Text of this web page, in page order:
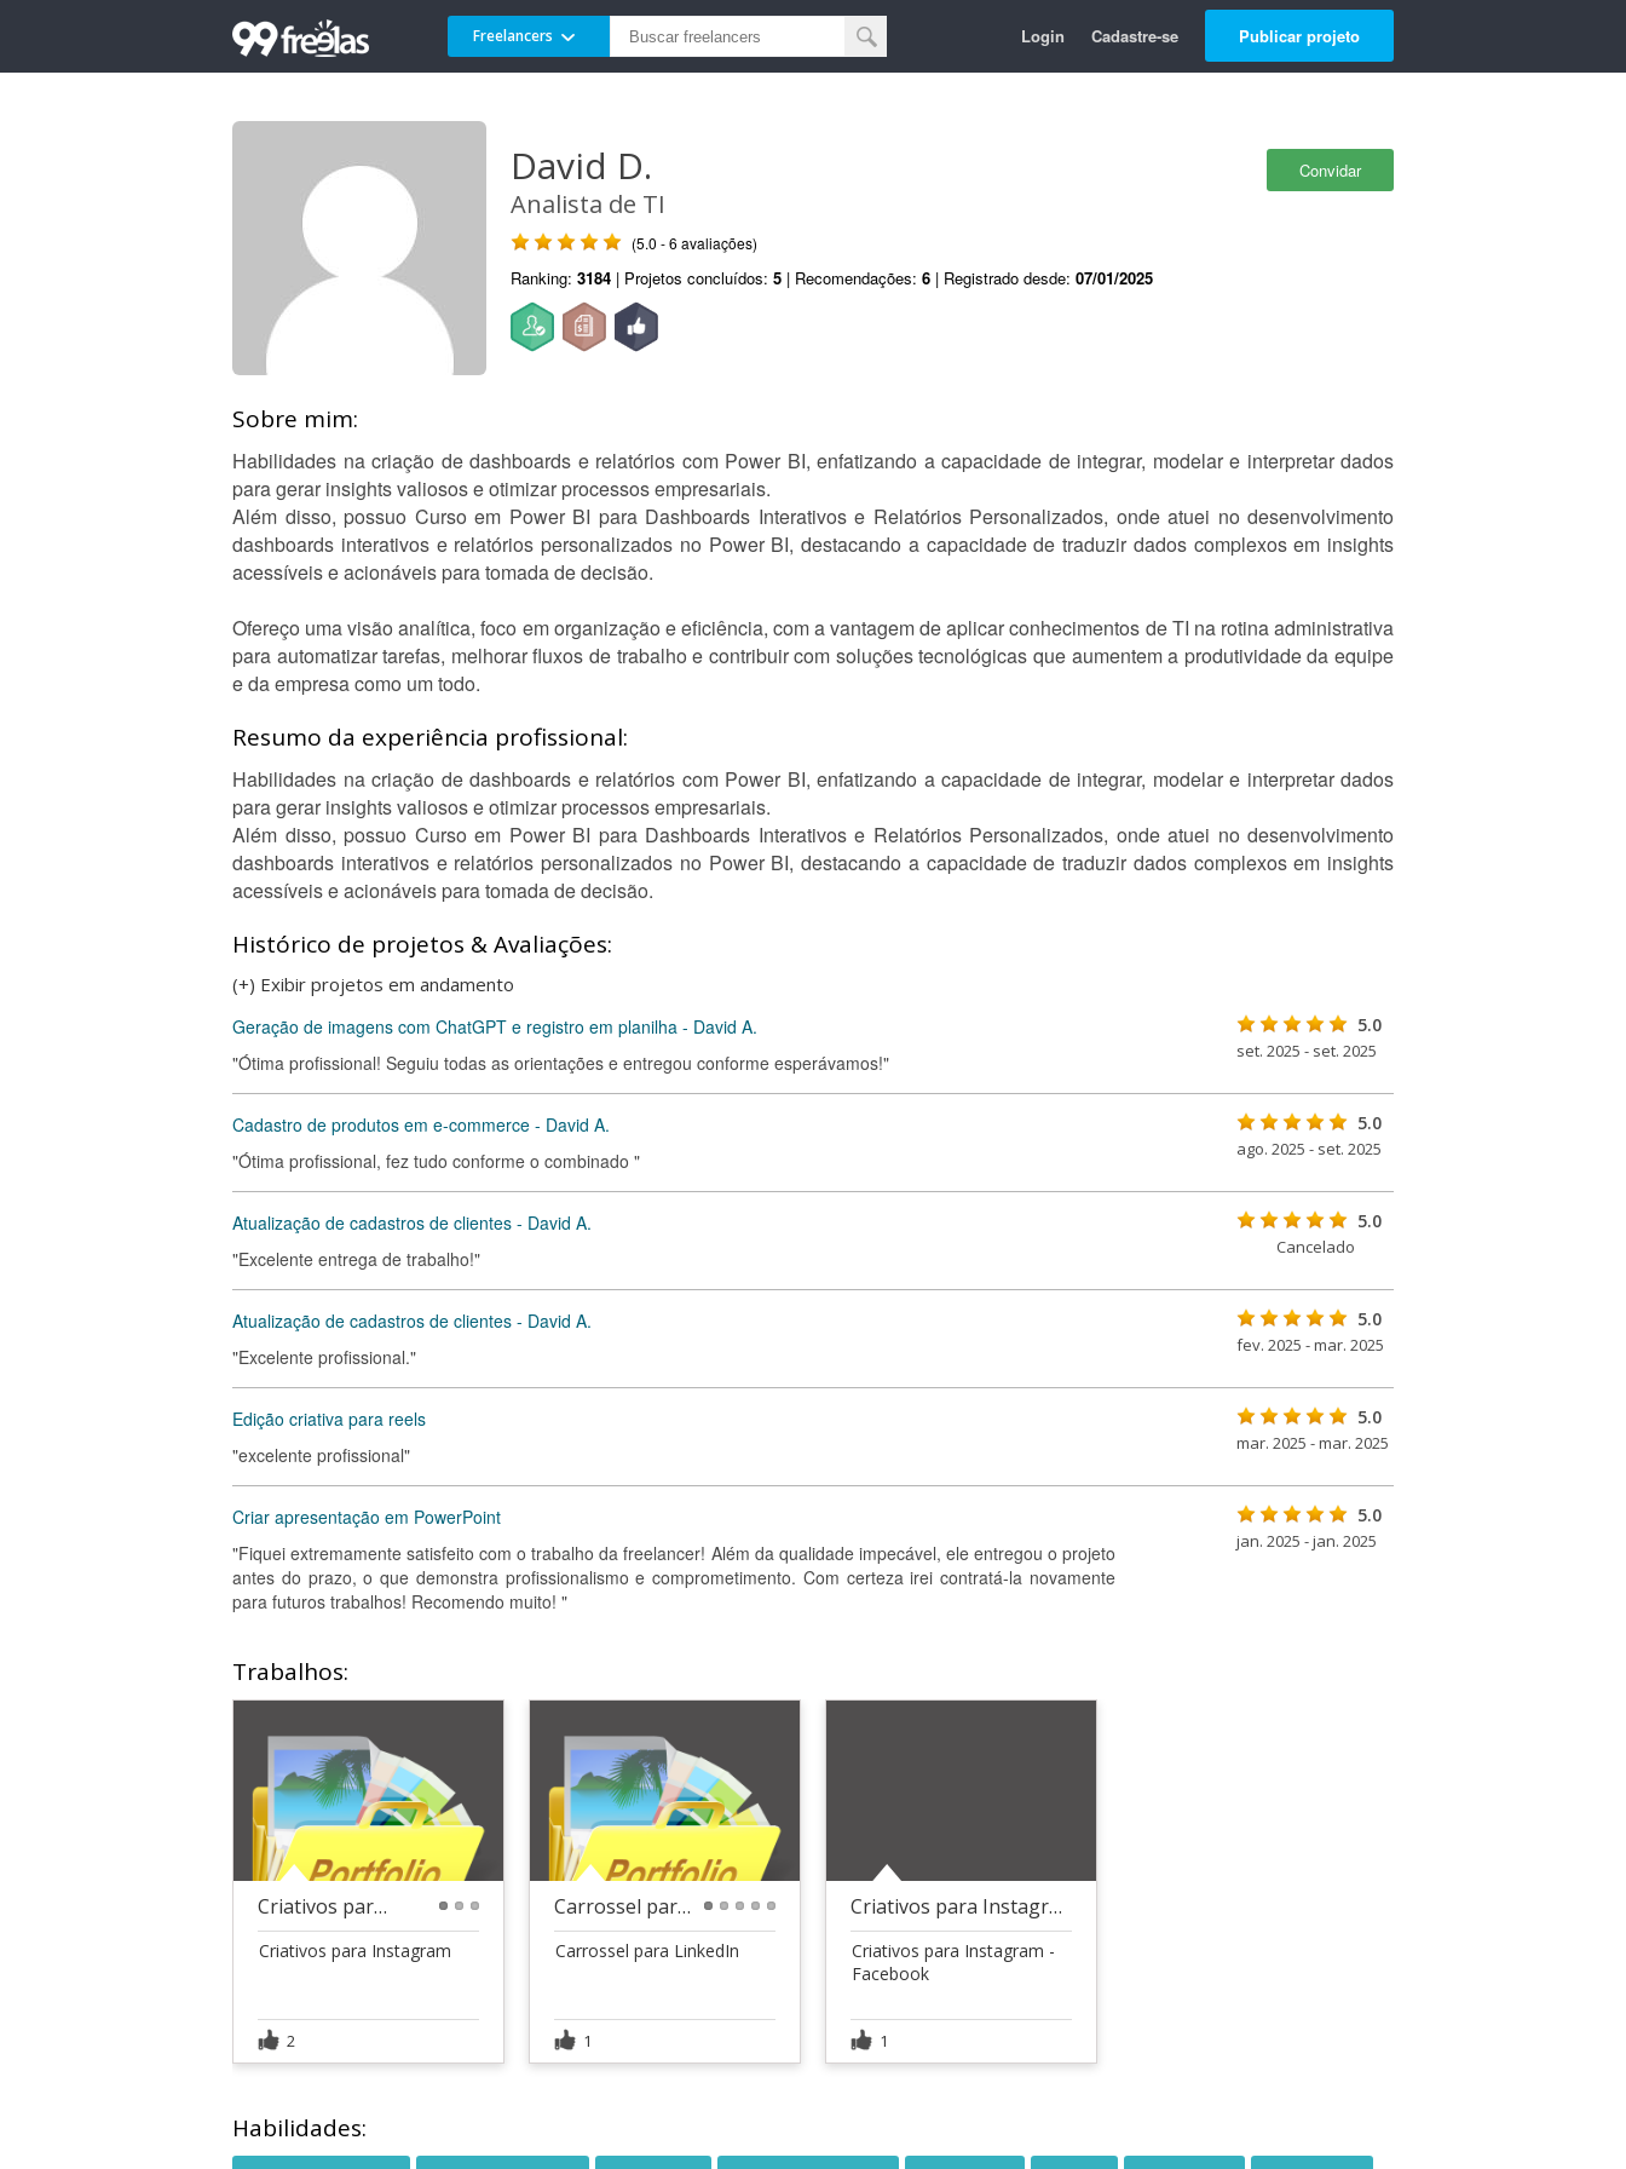
Freelancers Login Cadastre-se Publicar projeto
Convidar
David D.
Analista de TI
(5.0 - 6 avaliações)
Ranking: 3184 | Projetos concluídos: 5 | Recomendações: 6 | Registrado desde: 07/01/2025
Sobre mim:
Habilidades na criação de dashboards e relatórios com Power BI, enfatizando a capacidade de integrar, modelar e interpretar dados
para gerar insights valiosos e otimizar processos empresariais.
Além disso, possuo Curso em Power BI para Dashboards Interativos e Relatórios Personalizados, onde atuei no desenvolvimento
dashboards interativos e relatórios personalizados no Power BI, destacando a capacidade de traduzir dados complexos em insights
acessíveis e acionáveis para tomada de decisão.
Ofereço uma visão analítica, foco em organização e eficiência, com a vantagem de aplicar conhecimentos de TI na rotina administrativa
para automatizar tarefas, melhorar fluxos de trabalho e contribuir com soluções tecnológicas que aumentem a produtividade da equipe
e da empresa como um todo.
Resumo da experiência profissional:
Habilidades na criação de dashboards e relatórios com Power BI, enfatizando a capacidade de integrar, modelar e interpretar dados
para gerar insights valiosos e otimizar processos empresariais.
Além disso, possuo Curso em Power BI para Dashboards Interativos e Relatórios Personalizados, onde atuei no desenvolvimento
dashboards interativos e relatórios personalizados no Power BI, destacando a capacidade de traduzir dados complexos em insights
acessíveis e acionáveis para tomada de decisão.
Histórico de projetos & Avaliações:
(+) Exibir projetos em andamento
Geração de imagens com ChatGPT e registro em planilha - David A.
"Ótima profissional! Seguiu todas as orientações e entregou conforme esperávamos!"
5.0
set. 2025 - set. 2025
Cadastro de produtos em e-commerce - David A.
"Ótima profissional, fez tudo conforme o combinado "
5.0
ago. 2025 - set. 2025
Atualização de cadastros de clientes - David A.
"Excelente entrega de trabalho!"
5.0
Cancelado
Atualização de cadastros de clientes - David A.
"Excelente profissional."
5.0
fev. 2025 - mar. 2025
Edição criativa para reels
"excelente profissional"
5.0
mar. 2025 - mar. 2025
Criar apresentação em PowerPoint
"Fiquei extremamente satisfeito com o trabalho da freelancer! Além da qualidade impecável, ele entregou o projeto
antes do prazo, o que demonstra profissionalismo e comprometimento. Com certeza irei contratá-la novamente
para futuros trabalhos! Recomendo muito! "
5.0
jan. 2025 - jan. 2025
Trabalhos:
Criativos para Instagram
Criativos para Instagram
2
Carrossel para LinkedIn
Carrossel para LinkedIn
1
Criativos para Instagram - Facebook
Criativos para Instagram -
Facebook
1
Habilidades: